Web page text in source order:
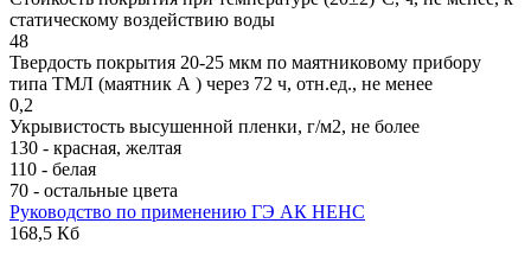
статическому воздействию воды
48
Твердость покрытия 20-25 мкм по маятниковому прибору
типа ТМЛ (маятник А ) через 72 ч, отн.ед., не менее
0,2
Укрывистость высушенной пленки, г/м2, не более
130 - красная, желтая
110 - белая
70 - остальные цвета
Руководство по применению ГЭ АК НЕНС
168,5 Кб